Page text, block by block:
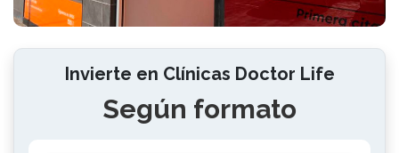
Invierte en Clínicas Doctor Life
Según formato